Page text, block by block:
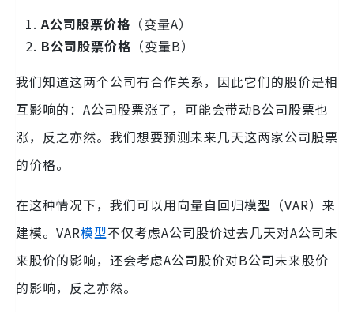
A公司股票价格 （变量A）
B公司股票价格 （变量B）
我们知道这两个公司有合作关系，因此它们的股价是相
互影响的：A公司股票涨了，可能会带动B公司股票也
涨，反之亦然。我们想要预测未来几天这两家公司股票
的价格。
在这种情况下，我们可以用向量自回归模型（VAR）来
建模。VAR模型不仅考虑A公司股价过去几天对A公司未
来股价的影响，还会考虑A公司股价对B公司未来股价
的影响，反之亦然。